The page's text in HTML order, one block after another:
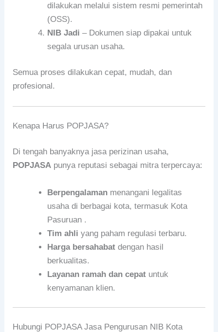
dilakukan melalui sistem resmi pemerintah
(OSS).
NIB Jadi – Dokumen siap dipakai untuk
segala urusan usaha.
Semua proses dilakukan cepat, mudah, dan
profesional.
Kenapa Harus POPJASA?
Di tengah banyaknya jasa perizinan usaha,
POPJASA punya reputasi sebagai mitra terpercaya:
Berpengalaman menangani legalitas
usaha di berbagai kota, termasuk Kota
Pasuruan .
Tim ahli yang paham regulasi terbaru.
Harga bersahabat dengan hasil
berkualitas.
Layanan ramah dan cepat untuk
kenyamanan klien.
Hubungi POPJASA Jasa Pengurusan NIB Kota